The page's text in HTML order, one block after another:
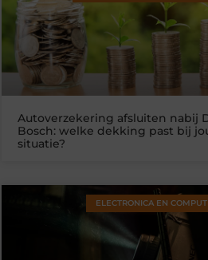
Autoverzekering afsluiten nabij
Bosch: welke dekking past bij
situatie?
ELECTRONICA EN